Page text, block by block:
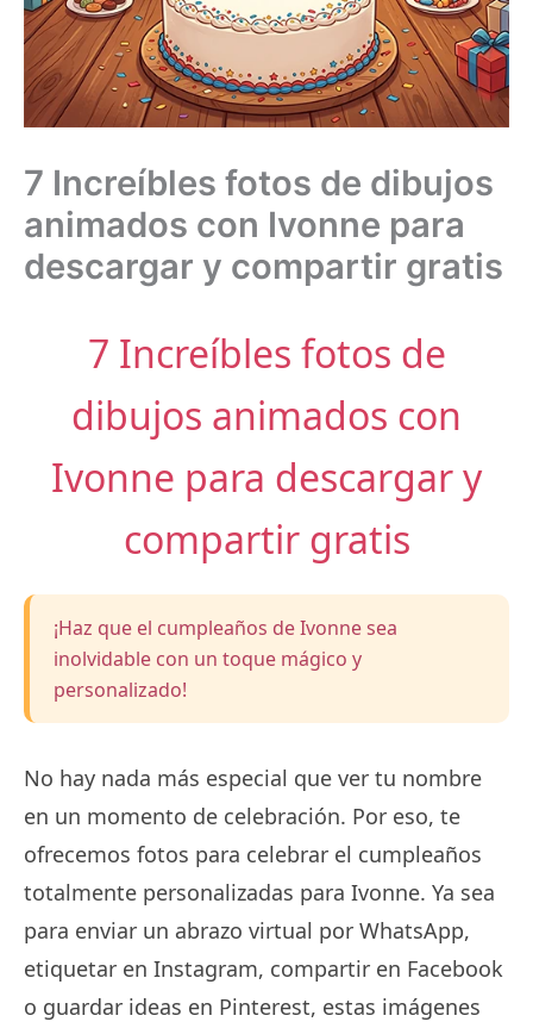
7 Increíbles fotos de dibujos
animados con Ivonne para
descargar y compartir gratis
7 Increíbles fotos de
dibujos animados con
Ivonne para descargar y
compartir gratis
¡Haz que el cumpleaños de Ivonne sea
inolvidable con un toque mágico y
personalizado!
No hay nada más especial que ver tu nombre
en un momento de celebración. Por eso, te
ofrecemos fotos para celebrar el cumpleaños
totalmente personalizadas para Ivonne. Ya sea
para enviar un abrazo virtual por WhatsApp,
etiquetar en Instagram, compartir en Facebook
o guardar ideas en Pinterest, estas imágenes